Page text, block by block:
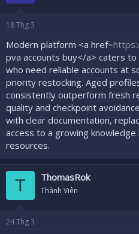
18Thg 3
Modern platform <a href=
pva accounts buy</a> caters
who need reliable accounts at
priority restocking. Aged
consistently outperform fresh
quality and checkpoint
with clear documentation,
access to a growing
resources.
T ThomasRok
Thành Viên
24Thg 3